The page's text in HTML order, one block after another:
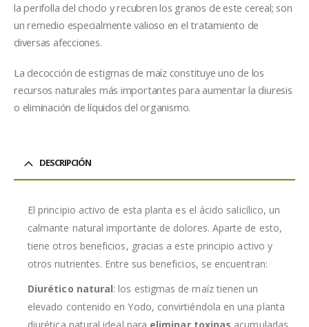
la perifolla del choclo y recubren los granos de este cereal; son
un remedio especialmente valioso en el tratamiento de
diversas afecciones.
La decocción de estigmas de maíz constituye uno de los
recursos naturales más importantes para aumentar la diuresis
o eliminación de líquidos del organismo.
DESCRIPCIÓN
El principio activo de esta planta es el ácido salicílico, un
calmante natural importante de dolores. Aparte de esto,
tiene otros beneficios, gracias a este principio activo y
otros nutrientes. Entre sus beneficios, se encuentran:
Diurético natural: los estigmas de maíz tienen un
elevado contenido en Yodo, convirtiéndola en una planta